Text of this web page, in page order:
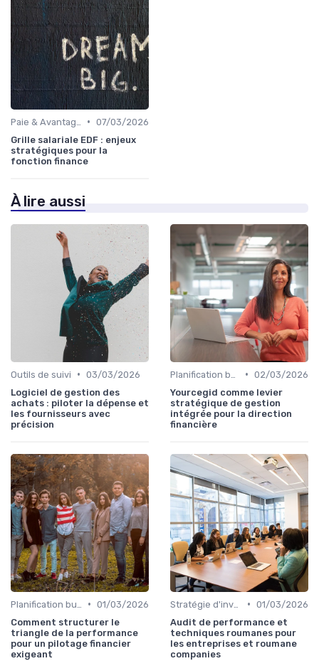
• 07/03/2026
Grille salariale EDF : enjeux
stratégiques pour la
fonction finance
À lire aussi
Outils de suivi • 03/03/2026
Logiciel de gestion des
achats : piloter la dépense et
les fournisseurs avec
précision
• 02/03/2026
Yourcegid comme levier
stratégique de gestion
intégrée pour la direction
financière
• 01/03/2026
Comment structurer le
triangle de la performance
pour un pilotage financier
exigeant
• 01/03/2026
Audit de performance et
techniques roumanes pour
les entreprises et roumane
companies